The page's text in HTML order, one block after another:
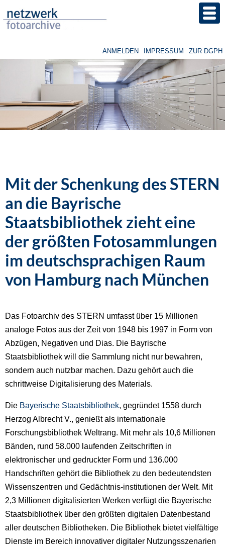
zum
Benutzermenü
ANMELDEN IMPRESSUM ZUR DGPH
Mit der Schenkung des STERN
an die Bayrische
Staatsbibliothek zieht eine
der größten Fotosammlungen
im deutschsprachigen Raum
von Hamburg nach München
Das Fotoarchiv des STERN umfasst über 15 Millionen
analoge Fotos aus der Zeit von 1948 bis 1997 in Form von
Abzügen, Negativen und Dias. Die Bayrische
Staatsbibliothek will die Sammlung nicht nur bewahren,
sondern auch nutzbar machen. Dazu gehört auch die
schrittweise Digitalisierung des Materials.
Die Bayerische Staatsbibliothek, gegründet 1558 durch
Herzog Albrecht V., genießt als internationale
Forschungsbibliothek Weltrang. Mit mehr als 10,6 Millionen
Bänden, rund 58.000 laufenden Zeitschriften in
elektronischer und gedruckter Form und 136.000
Handschriften gehört die Bibliothek zu den bedeutendsten
Wissenszentren und Gedächtnis-institutionen der Welt. Mit
2,3 Millionen digitalisierten Werken verfügt die Bayerische
Staatsbibliothek über den größten digitalen Datenbestand
aller deutschen Bibliotheken. Die Bibliothek bietet vielfältige
Dienste im Bereich innovativer digitaler Nutzungsszenarien